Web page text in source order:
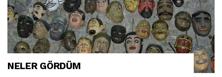
NELER GÖRDÜM